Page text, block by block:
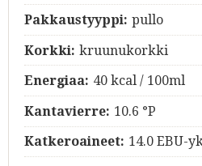
Pakkaustyyppi: pullo
Korkki: kruunukorkki
Energiaa: 40 kcal / 100ml
Kantavierre: 10.6 °P
Katkeroaineet: 14.0 EBU-